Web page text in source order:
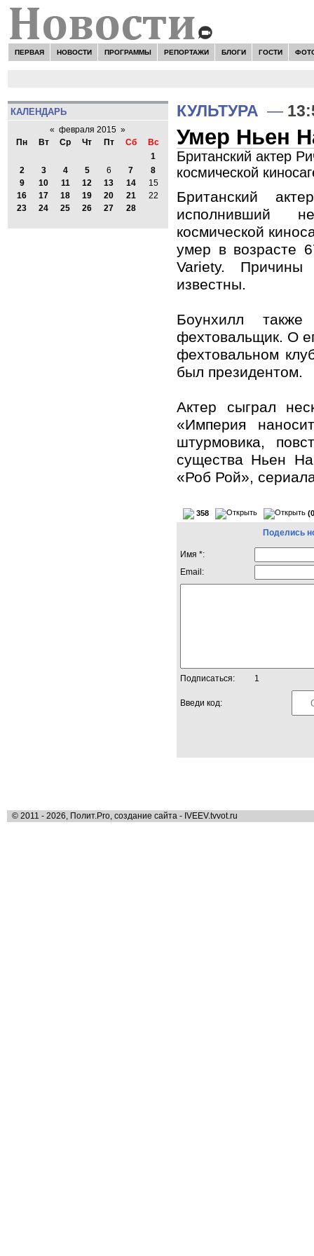
ПЕРВАЯ НОВОСТИ ПРОГРАММЫ РЕПОРТАЖИ БЛОГИ ГОСТИ
КАЛЕНДАРЬ
« февраля 2015 »
Пн
Вт Ср Чт Пт Сб
Вс
1
2
3 4 5 6 7
8
9
10 11 12 13 14
15
16
17 18 19 20 21
22
23
24 25 26 27 28
КУЛЬТУРА —
Умер Ньен
Британский актер
космической
Британский
исполнивший
космической
умер в возрасте
Variety.
известны.
Боунхилл
фехтовальщик. О
фехтовальном
был президентом.
Актер сыграл
«Империя
штурмовика,
существа Ньен
«Роб Рой»,
358
Поделись
Имя *:
Email:
Подписаться: 1
Введи код:
© 2011 - 2026, Полит.Pro, создание сайта - IVEEV.tvvot.ru